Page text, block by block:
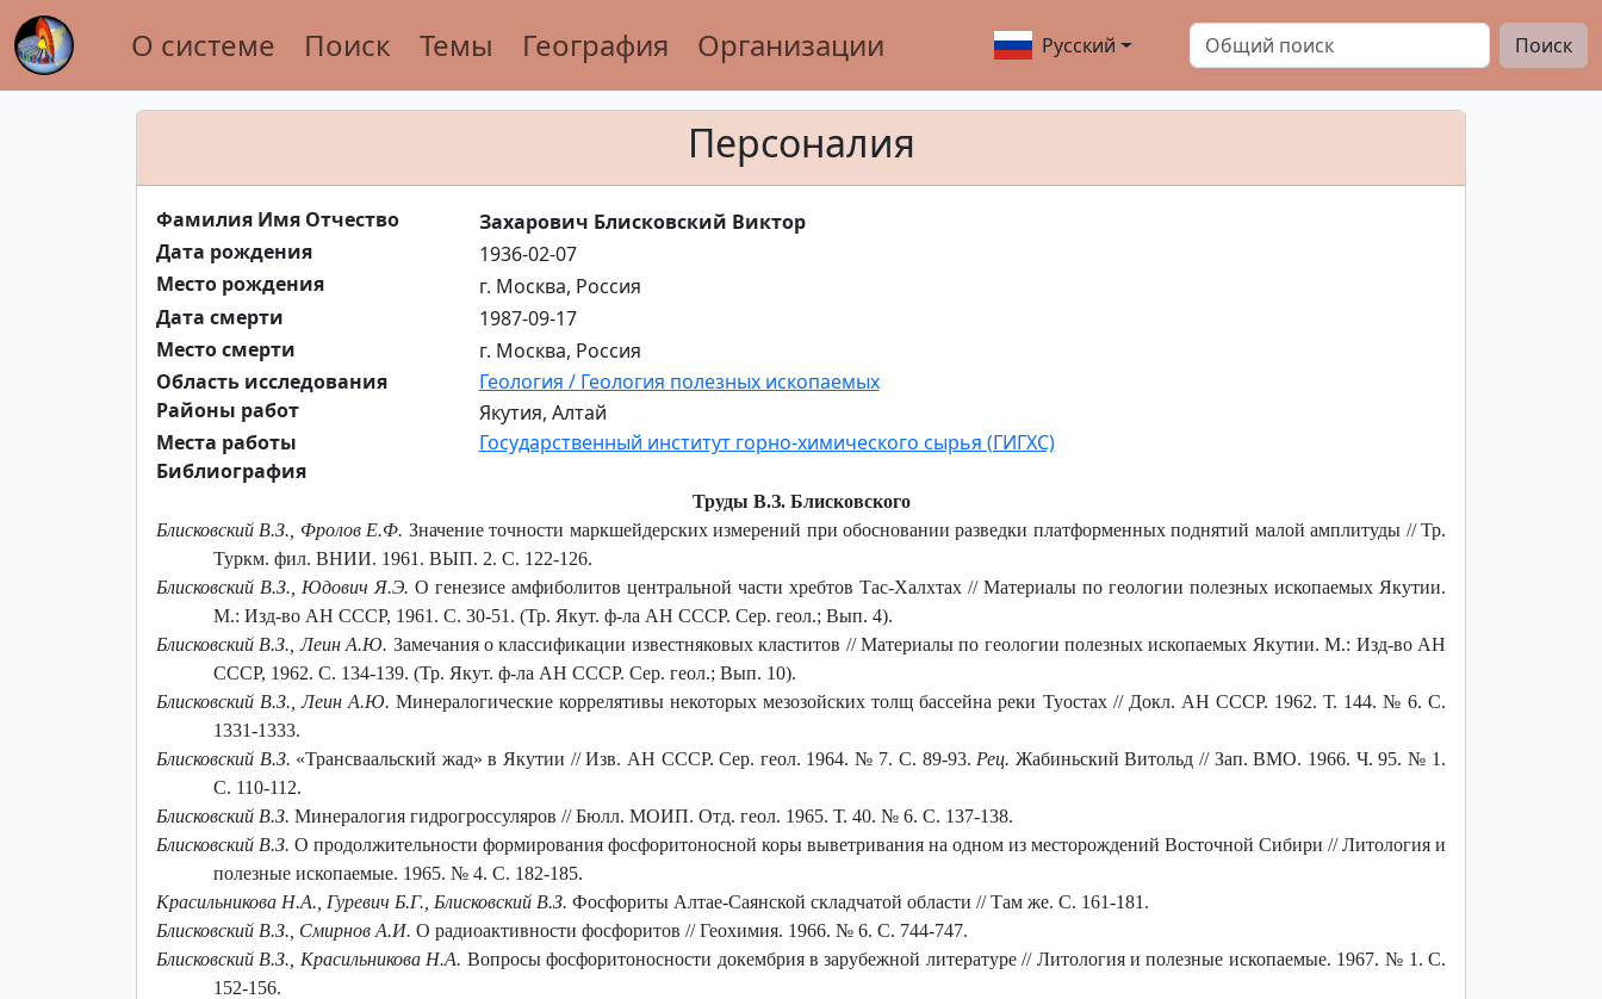
О системе Поиск Темы География Организации Русский Поиск
Персоналия
Фамилия Имя Отчество
Захарович Блисковский Виктор
Дата рождения
1936-02-07
Место рождения
г. Москва, Россия
Дата смерти
1987-09-17
Место смерти
г. Москва, Россия
Область исследования
Геология / Геология полезных ископаемых
Районы работ
Якутия, Алтай
Места работы
Государственный институт горно-химического сырья (ГИГХС)
Библиография
Труды В.З. Блисковского
Блисковский В.З., Фролов Е.Ф. Значение точности маркшейдерских измерений при обосновании разведки платформенных поднятий малой амплитуды // Тр.
Туркм. фил. ВНИИ. 1961. ВЫП. 2. С. 122-126.
Блисковский В.З., Юдович Я.Э. О генезисе амфиболитов центральной части хребтов Тас-Халхтах // Материалы по геологии полезных ископаемых Якутии.
М.: Изд-во АН СССР, 1961. С. 30-51. (Тр. Якут. ф-ла АН СССР. Сер. геол.; Вып. 4).
Блисковский В.З., Леин А.Ю. Замечания о классификации известняковых кластитов // Материалы по геологии полезных ископаемых Якутии. М.: Изд-во АН
СССР, 1962. С. 134-139. (Тр. Якут. ф-ла АН СССР. Сер. геол.; Вып. 10).
Блисковский В.З., Леин А.Ю. Минералогические коррелятивы некоторых мезозойских толщ бассейна реки Туостах // Докл. АН СССР. 1962. Т. 144. № 6. С.
1331-1333.
Блисковский В.З. «Трансваальский жад» в Якутии // Изв. АН СССР. Сер. геол. 1964. № 7. С. 89-93. Рец. Жабиньский Витольд // Зап. ВМО. 1966. Ч. 95. № 1.
С. 110-112.
Блисковский В.З. Минералогия гидрогроссуляров // Бюлл. МОИП. Отд. геол. 1965. Т. 40. № 6. С. 137-138.
Блисковский В.З. О продолжительности формирования фосфоритоносной коры выветривания на одном из месторождений Восточной Сибири // Литология и
полезные ископаемые. 1965. № 4. С. 182-185.
Красильникова Н.А., Гуревич Б.Г., Блисковский В.З. Фосфориты Алтае-Саянской складчатой области // Там же. С. 161-181.
Блисковский В.З., Смирнов А.И. О радиоактивности фосфоритов // Геохимия. 1966. № 6. С. 744-747.
Блисковский В.З., Красильникова Н.А. Вопросы фосфоритоносности докембрия в зарубежной литературе // Литология и полезные ископаемые. 1967. № 1. С.
152-156.